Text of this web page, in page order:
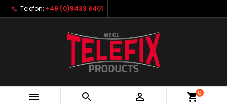
Telefon: +49 (0)8433 8401
   shopping_cart0